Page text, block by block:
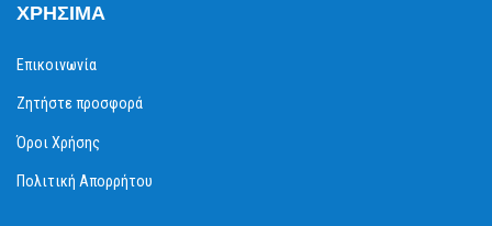
ΧΡΉΣΙΜΑ
Επικοινωνία
Ζητήστε προσφορά
Όροι Χρήσης
Πολιτική Απορρήτου